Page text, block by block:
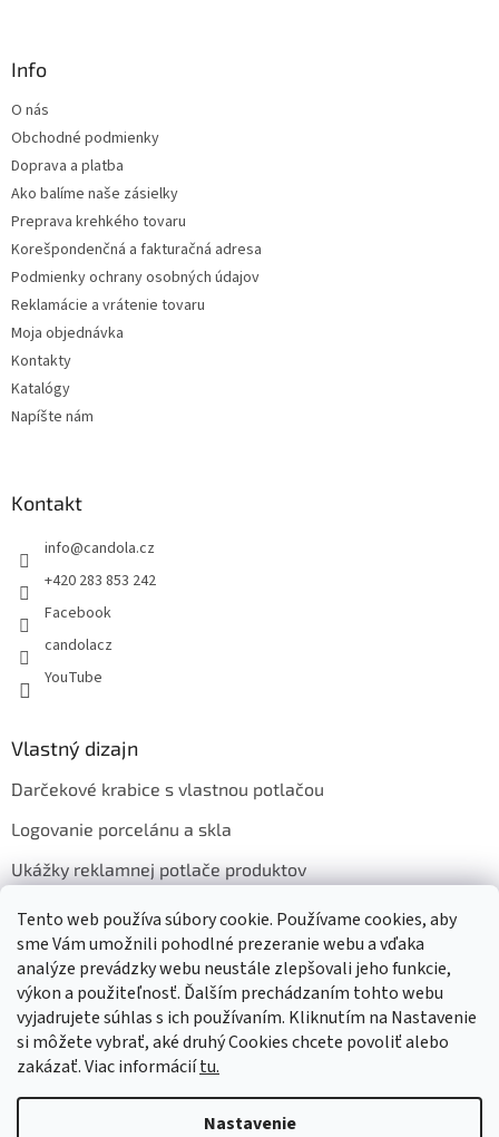
Tento web používa súbory cookie. Používame cookies, aby
sme Vám umožnili pohodlné prezeranie webu a vďaka
analýze prevádzky webu neustále zlepšovali jeho funkcie,
výkon a použiteľnosť. Ďalším prechádzaním tohto webu
vyjadrujete súhlas s ich používaním. Kliknutím na Nastavenie
si môžete vybrať, aké druhý Cookies chcete povoliť alebo
zakázať. Viac informáciítu.
Nastavenie
Info
O nás
Obchodné podmienky
Doprava a platba
Ako balíme naše zásielky
Preprava krehkého tovaru
Korešpondenčná a fakturačná adresa
Podmienky ochrany osobných údajov
Reklamácie a vrátenie tovaru
Moja objednávka
Kontakty
Katalógy
Napíšte nám
Kontakt
info@candola.cz
+420 283 853 242
Facebook
candolacz
YouTube
Vlastný dizajn
Darčekové krabice s vlastnou potlačou
Logovanie porcelánu a skla
Ukážky reklamnej potlače produktov
Prijímame online platby